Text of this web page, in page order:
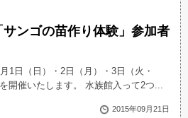
ンゴの苗作り体験」参加者
1日（日）・2日（月）・3日（火・
開催いたします。 水族館入って2つ...
2015年09月21日